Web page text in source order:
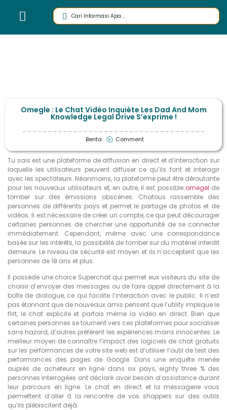
Omegle : Le Chat Vidéo Inquiète Les Dad And Mom
Knowledge Legal Drive S’exprime !
Berita Comment
Tu sais est une plateforme de diffusion en direct et d’interaction sur
laquelle les utilisateurs peuvent diffuser ce qu’ils font et interagir
avec les spectateurs. Néanmoins, la plateforme peut être déroutante
pour les nouveaux utilisateurs et, en outre, il est possible omegel de
tomber sur des émissions obscènes. Chatous rassemble des
personnes de différents pays et permet le partage de photos et de
vidéos. Il est nécessaire de créer un compte, ce qui peut décourager
certaines personnes de chercher une opportunité de se connecter
immédiatement. Cependant, même avec une correspondance
basée sur les intérêts, la possibilité de tomber sur du matériel interdit
demeure. Le niveau de sécurité est moyen et ils n’acceptent que les
personnes de 18 ans et plus.
Il possède une choice Superchat qui permet eux visiteurs du site de
choisir d’envoyer des messages ou de faire appel directement à la
boîte de dialogue, ce qui facilite l’interaction avec le public. Il n’est
pas étonnant que de nouveaux amis pensent que l’utility implique le
flirt, le chat explicite et parfois même la vidéo en direct. Bien que
certaines personnes se tournent vers ces plateformes pour socialiser
sans hazard, d’autres préfèrent les expériences moins innocentes. Le
meilleur moyen de connaître l’impact des logiciels de chat gratuits
sur les performances de votre site web est d’utiliser l’outil de test des
performances des pages de Google. Dans une enquête menée
auprès de acheteurs en ligne dans six pays, eighty three % des
personnes interrogées ont déclaré avoir besoin d’assistance durant
leur parcours en ligne. Le chat en direct et la messagerie vous
permettent d’aller à la rencontre de vos shoppers sur des outils
qu’ils plébiscitent déjà.